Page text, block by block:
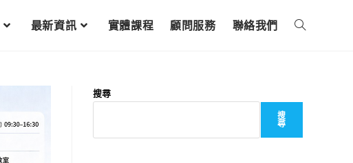
最新資訊 實體課程 顧問服務 聯絡我們
搜尋
搜
尋